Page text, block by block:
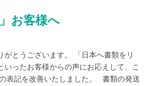
お客様へ
とうございます。 「日本へ書類をリ
ったお客様からの声にお応えして、こ
表記を改善いたしました。 書類の発送